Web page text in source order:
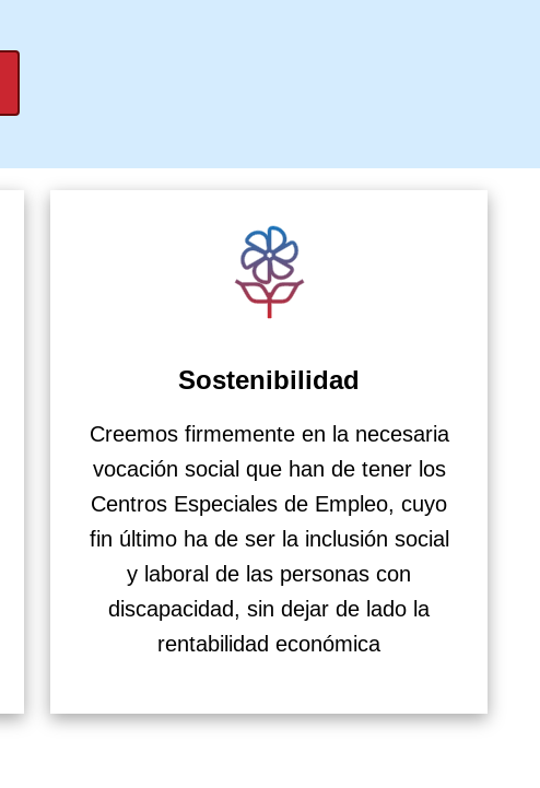
Sostenibilidad
Creemos firmemente en la necesaria
vocación social que han de tener los
Centros Especiales de Empleo, cuyo
fin último ha de ser la inclusión social
y laboral de las personas con
discapacidad, sin dejar de lado la
rentabilidad económica